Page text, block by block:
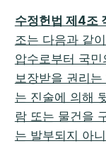
수정헌법 제4조
조는 다음과 같
압수로부터 국
보장받을 권리
는 진술에 의해
람 또는 물건을
는 발부되지 아